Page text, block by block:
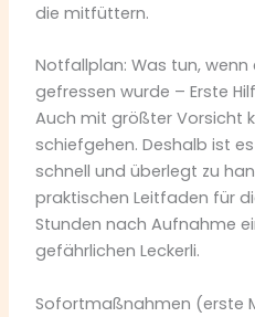
die mitfüttern.
Notfallplan: Was tun, wenn
gefressen wurde – Erste
Auch mit größter Vorsicht
schiefgehen. Deshalb ist
schnell und überlegt zu
praktischen Leitfaden für
Stunden nach Aufnahme
gefährlichen Leckerli.
Sofortmaßnahmen (erste